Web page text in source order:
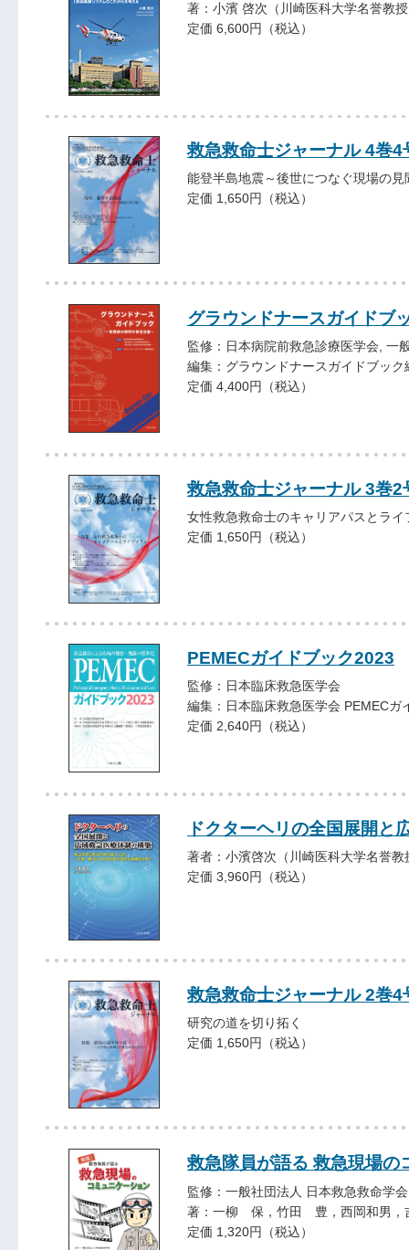
著：小濱 啓次（川崎医科大学名誉教
定価 6,600円（税込）
救急救命士ジャーナル 4巻
能登半島地震～後世につなぐ現場の見
定価 1,650円（税込）
グラウンドナースガイドブ
監修：日本病院前救急診療医学会, 一
編集：グラウンドナースガイドブック
定価 4,400円（税込）
救急救命士ジャーナル 3巻
女性救急救命士のキャリアパスとライ
定価 1,650円（税込）
PEMECガイドブック2023
監修：日本臨床救急医学会
編集：日本臨床救急医学会 PEMEC
定価 2,640円（税込）
ドクターヘリの全国展開と
著者：小濱啓次（川崎医科大学名誉教
定価 3,960円（税込）
救急救命士ジャーナル 2巻
研究の道を切り拓く
定価 1,650円（税込）
救急隊員が語る 救急現場の
監修：一般社団法人 日本救急救命学会
著：一柳 保，竹田 豊，西岡和男，
定価 1,320円（税込）